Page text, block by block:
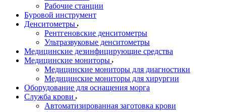
Рабочие станции
Буровой инструмент
Денситометры
Рентгеновские денситометры
Ультразвуковые денситометры
Медицинские дезинфицирующие средства
Медицинские мониторы
Медицинские мониторы для диагностики
Медицинские мониторы для хирургии
Оборудование для оснащения морга
Служба крови
Автоматизированная заготовка крови